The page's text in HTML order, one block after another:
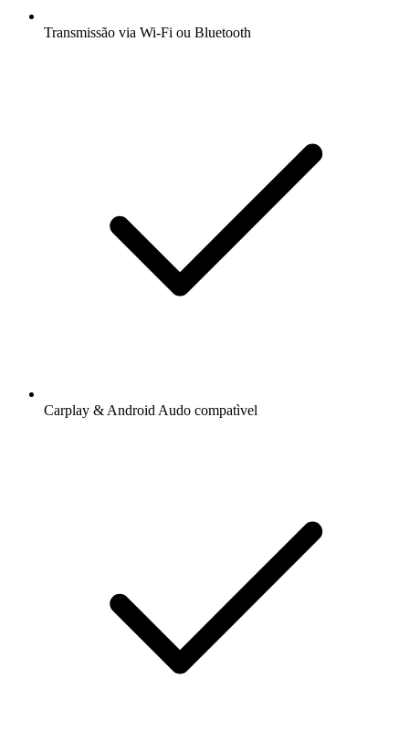
Transmissão via Wi-Fi ou Bluetooth
Carplay & Android Audo compatìvel